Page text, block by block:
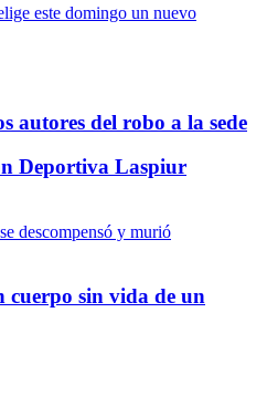
autores del robo a la sede
Deportiva Laspiur
cuerpo sin vida de un